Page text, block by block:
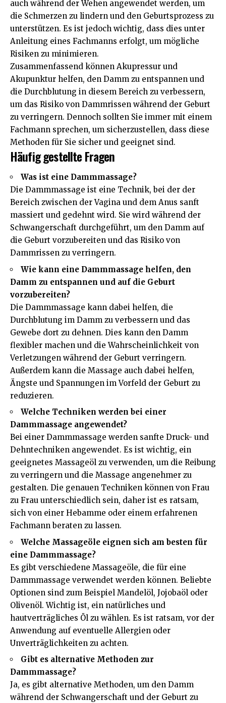
auch während der Wehen angewendet werden, um
die Schmerzen zu lindern und den Geburtsprozess zu
unterstützen. Es ist jedoch wichtig, dass dies unter
Anleitung eines Fachmanns erfolgt, um mögliche
Risiken zu minimieren.
Zusammenfassend können Akupressur und
Akupunktur helfen, den Damm zu entspannen und
die Durchblutung in diesem Bereich zu verbessern,
um das Risiko von Dammrissen während der Geburt
zu verringern. Dennoch sollten Sie immer mit einem
Fachmann sprechen, um sicherzustellen, dass diese
Methoden für Sie sicher und geeignet sind.
Häufig gestellte Fragen
Was ist eine Dammmassage?
Die Dammmassage ist eine Technik, bei der der
Bereich zwischen der Vagina und dem Anus sanft
massiert und gedehnt wird. Sie wird während der
Schwangerschaft durchgeführt, um den Damm auf
die Geburt vorzubereiten und das Risiko von
Dammrissen zu verringern.
Wie kann eine Dammmassage helfen, den
Damm zu entspannen und auf die Geburt
vorzubereiten?
Die Dammmassage kann dabei helfen, die
Durchblutung im Damm zu verbessern und das
Gewebe dort zu dehnen. Dies kann den Damm
flexibler machen und die Wahrscheinlichkeit von
Verletzungen während der Geburt verringern.
Außerdem kann die Massage auch dabei helfen,
Ängste und Spannungen im Vorfeld der Geburt zu
reduzieren.
Welche Techniken werden bei einer
Dammmassage angewendet?
Bei einer Dammmassage werden sanfte Druck- und
Dehntechniken angewendet. Es ist wichtig, ein
geeignetes Massageöl zu verwenden, um die Reibung
zu verringern und die Massage angenehmer zu
gestalten. Die genauen Techniken können von Frau
zu Frau unterschiedlich sein, daher ist es ratsam,
sich von einer Hebamme oder einem erfahrenen
Fachmann beraten zu lassen.
Welche Massageöle eignen sich am besten für
eine Dammmassage?
Es gibt verschiedene Massageöle, die für eine
Dammmassage verwendet werden können. Beliebte
Optionen sind zum Beispiel Mandelöl, Jojobaöl oder
Olivenöl. Wichtig ist, ein natürliches und
hautverträgliches Öl zu wählen. Es ist ratsam, vor der
Anwendung auf eventuelle Allergien oder
Unverträglichkeiten zu achten.
Gibt es alternative Methoden zur
Dammmassage?
Ja, es gibt alternative Methoden, um den Damm
während der Schwangerschaft und der Geburt zu